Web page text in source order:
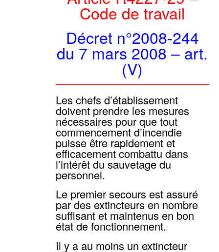
Code de travail
Décret n°2008-244
du 7 mars 2008 – art.
(V)
Les chefs d’établissement
doivent prendre les mesures
nécessaires pour que tout
commencement d’incendie
puisse être rapidement et
efficacement combattu dans
l’intérêt du sauvetage du
personnel.
Le premier secours est assuré
par des extincteurs en nombre
suffisant et maintenus en bon
état de fonctionnement.
Il y a au moins un extincteur